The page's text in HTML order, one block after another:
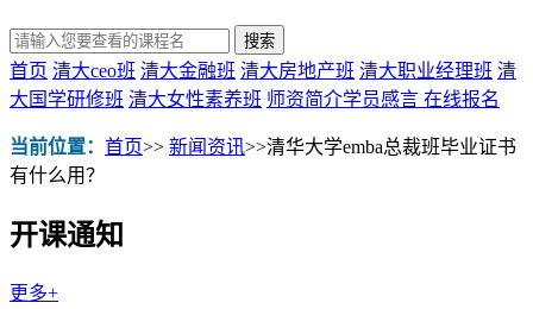
首页 清大ceo班 清大金融班 清大房地产班 清大职业经理班 清
大国学研修班 清大女性素养班 师资简介学员感言 在线报名
当前位置： 首页>> 新闻资讯>>清华大学emba总裁班毕业证书
有什么用？
开课通知
更多+